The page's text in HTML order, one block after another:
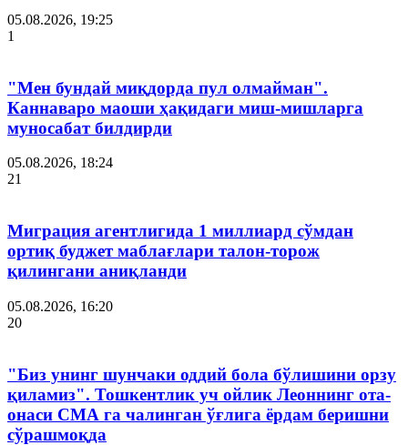
05.08.2026, 19:25
1
"Мен бундай миқдорда пул олмайман".
Каннаваро маоши ҳақидаги миш-мишларга
муносабат билдирди
05.08.2026, 18:24
21
Миграция агентлигида 1 миллиард сўмдан
ортиқ буджет маблағлари талон-торож
қилингани аниқланди
05.08.2026, 16:20
20
"Биз унинг шунчаки оддий бола бўлишини орзу
қиламиз". Тошкентлик уч ойлик Леоннинг ота-
онаси СМА га чалинган ўғлига ёрдам беришни
сўрашмоқда